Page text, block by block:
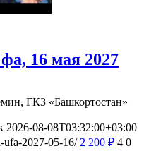
16 мая 2027
ГКЗ «Башкортостан»
2026-08-08T03:32:00+03:00
ufa-2027-05-16/ 2 200 ₽ 4 0